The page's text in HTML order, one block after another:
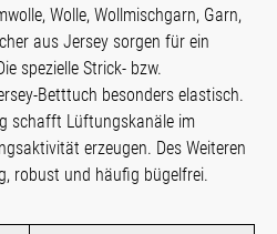
Wolle, Wollmischgarn, Garn,
aus Jersey sorgen für ein
spezielle Strick- bzw.
Betttuch besonders elastisch.
schafft Lüftungskanäle im
erzeugen. Des Weiteren
robust und häufig bügelfrei.